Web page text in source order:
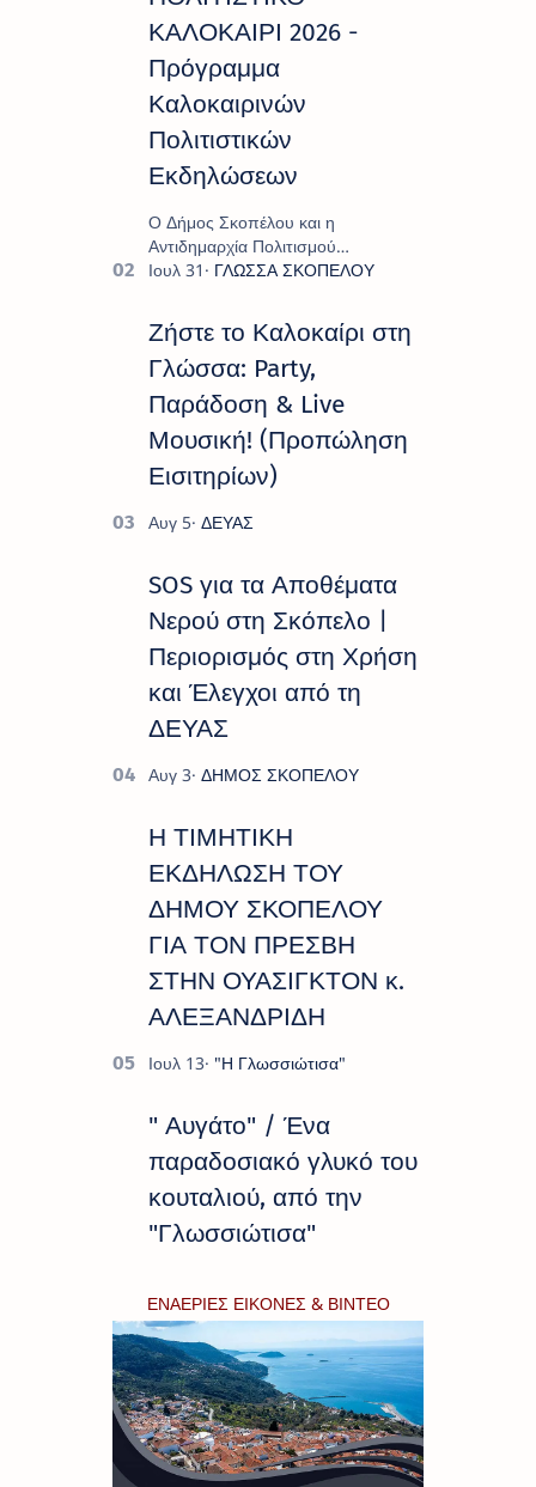
ΚΑΛΟΚΑΙΡΙ 2026 -
Πρόγραμμα
Καλοκαιρινών
Πολιτιστικών
Εκδηλώσεων
Ο Δήμος Σκοπέλου και η
Αντιδημαρχία Πολιτισμού
παρουσιάζουν το πρόγραμμα «
πλούσιο και πολυσυλλεκτικό
πρόγραμμα εκδ…
Ζήστε το Καλοκαίρι στη
Γλώσσα: Party,
Παράδοση & Live
Μουσική! (Προπώληση
Εισιτηρίων)
SOS για τα Αποθέματα
Νερού στη Σκόπελο |
Περιορισμός στη Χρήση
και Έλεγχοι από τη
ΔΕΥΑΣ
Η ΤΙΜΗΤΙΚΗ
ΕΚΔΗΛΩΣΗ ΤΟΥ
ΔΗΜΟΥ ΣΚΟΠΕΛΟΥ
ΓΙΑ ΤΟΝ ΠΡΕΣΒΗ
ΣΤΗΝ ΟΥΑΣΙΓΚΤΟΝ κ.
ΑΛΕΞΑΝΔΡΙΔΗ
" Αυγάτο" / Ένα
παραδοσιακό γλυκό του
κουταλιού, από την
"Γλωσσιώτισα"
ΕΝΑΕΡΙΕΣ ΕΙΚΟΝΕΣ & ΒΙΝΤΕΟ